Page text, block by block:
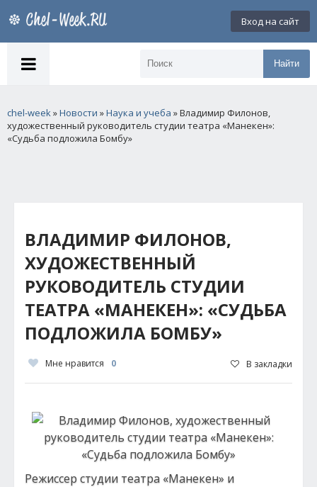
Вход на сайт
Найти
chel-week»Новости »Наука и учеба » Владимир Филонов,
художественный руководитель студии театра «Манекен»:
«Судьба подложила Бомбу»
ВЛАДИМИР ФИЛОНОВ,
ХУДОЖЕСТВЕННЫЙ
РУКОВОДИТЕЛЬ СТУДИИ
ТЕАТРА «МАНЕКЕН»: «СУДЬБА
ПОДЛОЖИЛА БОМБУ»
Мне нравится 0 В закладки
Режиссер студии театра «Манекен» и